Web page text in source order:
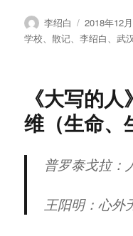
作
者
李绍白
发
布
2018年12
学校、散记、李绍白、武汉
《大写的
维（生命、
普罗泰戈拉：
王阳明：心外